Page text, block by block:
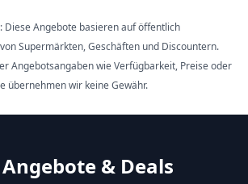
Diese Angebote basieren auf öffentlich
Supermärkten, Geschäften und Discountern.
Angebotsangaben wie Verfügbarkeit, Preise oder
übernehmen wir keine Gewähr.
& Deals